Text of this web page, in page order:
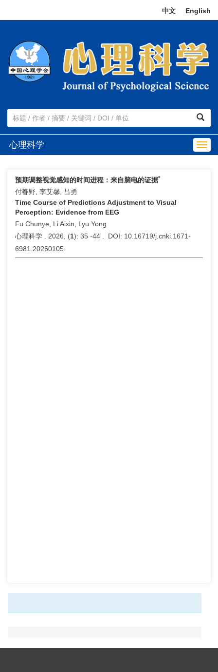
中文 English
心理科学
预期调整视觉感知的时间进程：来自脑电的证据*
付春野, 李艾馨, 吕勇
Time Course of Predictions Adjustment to Visual
Perception: Evidence from EEG
Fu Chunye, Li Aixin, Lyu Yong
心理科学 . 2026, (1): 35 -44 . DOI: 10.16719/j.cnki.1671-
6981.20260105